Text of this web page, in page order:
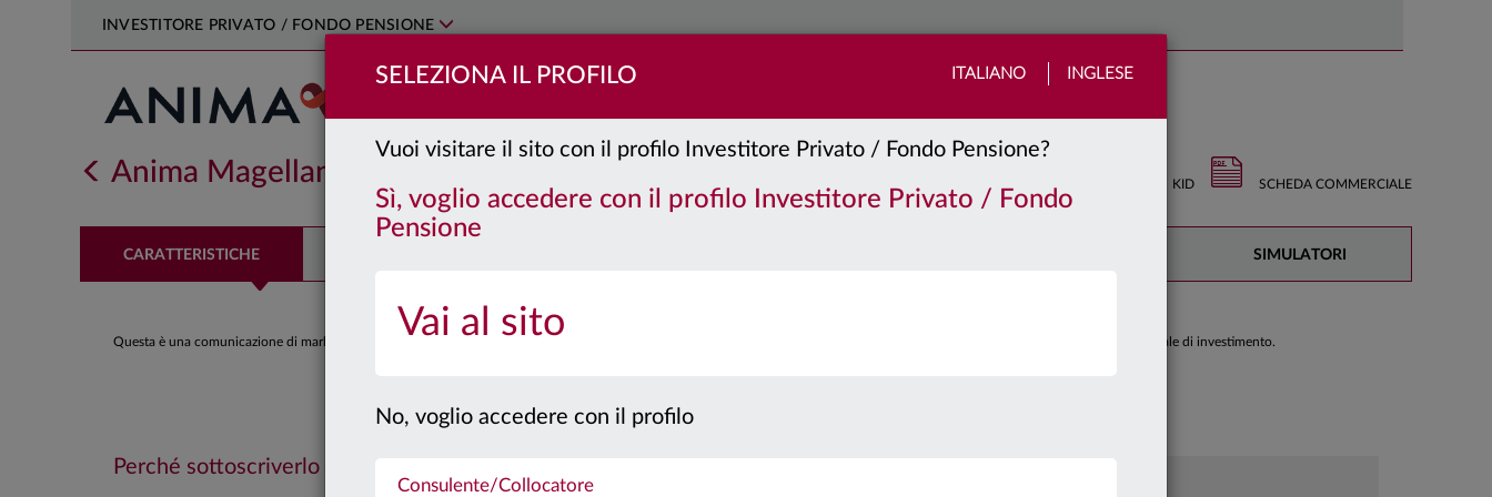
SELEZIONA IL PROFILO ITALIANO INGLESE
Vuoi visitare il sito con il profilo Investitore Privato / Fondo Pensione?
Sì, voglio accedere con il profilo Investitore Privato / Fondo
Pensione
Vai al sito
No, voglio accedere con il profilo
Consulente/Collocatore
INVESTITORE PRIVATO / FONDO PENSIONE
Anima Magellano SCHEDA COMMERCIALE
KID
CARATTERISTICHE SIMULATORI
Questa è una comunicazione di marketing. Si prega di consultare il prospetto e il documento contenente le informazioni chiave per gli investitori prima di prendere una decisione finale di investimento.
Caratteristiche
Perché sottoscriverlo